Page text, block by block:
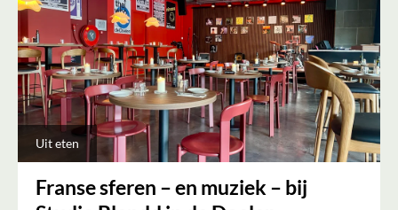
Uit eten
Franse sferen – en muziek – bij